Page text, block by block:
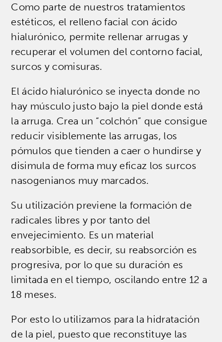
Como parte de nuestros tratamientos
estéticos, el relleno facial con ácido
hialurónico, permite rellenar arrugas y
recuperar el volumen del contorno facial,
surcos y comisuras.
El ácido hialurónico se inyecta donde no
hay músculo justo bajo la piel donde está
la arruga. Crea un “colchón” que consigue
reducir visiblemente las arrugas, los
pómulos que tienden a caer o hundirse y
disimula de forma muy eficaz los surcos
nasogenianos muy marcados.
Su utilización previene la formación de
radicales libres y por tanto del
envejecimiento. Es un material
reabsorbible, es decir, su reabsorción es
progresiva, por lo que su duración es
limitada en el tiempo, oscilando entre 12 a
18 meses.
Por esto lo utilizamos para la hidratación
de la piel, puesto que reconstituye las